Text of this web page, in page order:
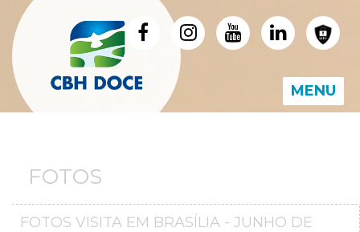
MENU
FOTOS
FOTOS VISITA EM BRASÍLIA - JUNHO DE